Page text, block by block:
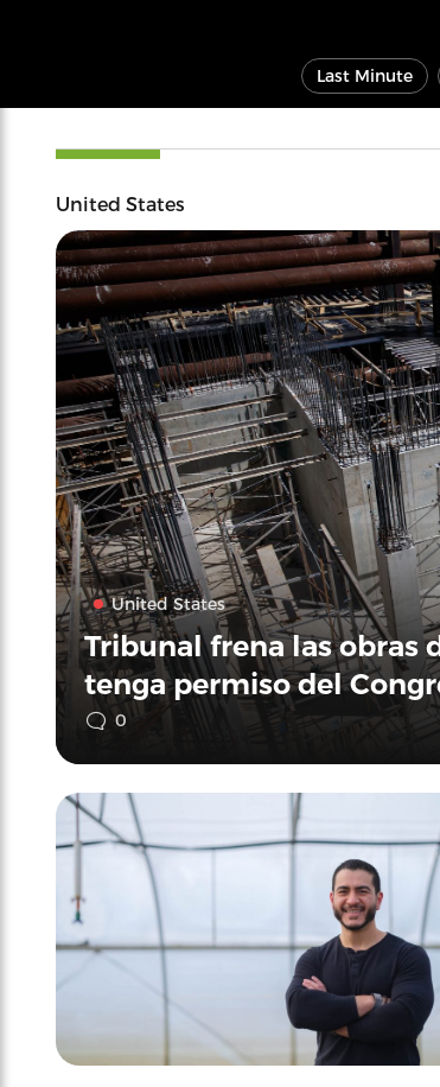
Last Minute
United States
United States
Tribunal frena las obras
tenga permiso del
0